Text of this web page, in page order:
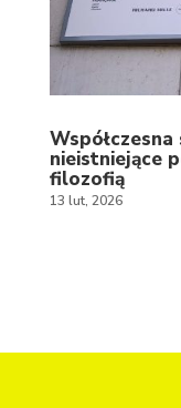
nieistniejące
filozofią
13 lut, 2026